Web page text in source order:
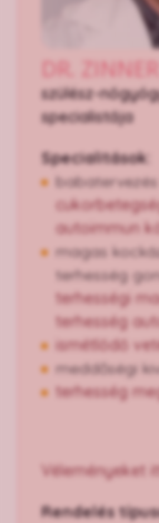
DR.
szülész-
specialistája
Specialitások:
babatervezés
autoimmun
magas
terhesség
terhességi
terhesség
​​​​​​ismétlődő
meddőségi
terhesség
Véleményeket
Rendelés